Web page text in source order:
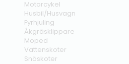
Motorcykel
Husbil/Husvagn
Fyrhjuling
Åkgräsklippare
Moped
Vattenskoter
Snöskoter